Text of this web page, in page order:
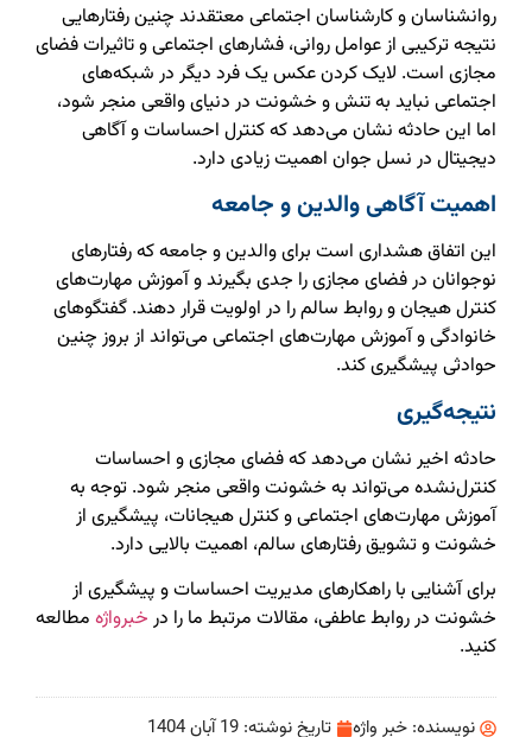
روانشناسان و کارشناسان اجتماعی معتقدند چنین رفتارهایی
نتیجه ترکیبی از عوامل روانی، فشارهای اجتماعی و تاثیرات فضای
مجازی است. لایک کردن عکس یک فرد دیگر در شبکه‌های
اجتماعی نباید به تنش و خشونت در دنیای واقعی منجر شود،
اما این حادثه نشان می‌دهد که کنترل احساسات و آگاهی
دیجیتال در نسل جوان اهمیت زیادی دارد.
اهمیت آگاهی والدین و جامعه
این اتفاق هشداری است برای والدین و جامعه که رفتارهای
نوجوانان در فضای مجازی را جدی بگیرند و آموزش مهارت‌های
کنترل هیجان و روابط سالم را در اولویت قرار دهند. گفتگوهای
خانوادگی و آموزش مهارت‌های اجتماعی می‌تواند از بروز چنین
حوادثی پیشگیری کند.
نتیجه‌گیری
حادثه اخیر نشان می‌دهد که فضای مجازی و احساسات
کنترل‌نشده می‌تواند به خشونت واقعی منجر شود. توجه به
آموزش مهارت‌های اجتماعی و کنترل هیجانات، پیشگیری از
خشونت و تشویق رفتارهای سالم، اهمیت بالایی دارد.
برای آشنایی با راهکارهای مدیریت احساسات و پیشگیری از
خشونت در روابط عاطفی، مقالات مرتبط ما را در خبرواژه مطالعه
کنید.
نویسنده: خبر واژه تاریخ نوشته: 19 آبان 1404